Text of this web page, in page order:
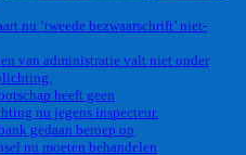
nu ‘tweede bezwaarschrift’ niet-
van administratie valt niet onder
heeft geen
nu jegens inspecteur.
gedaan beroep op
nu moeten behandelen